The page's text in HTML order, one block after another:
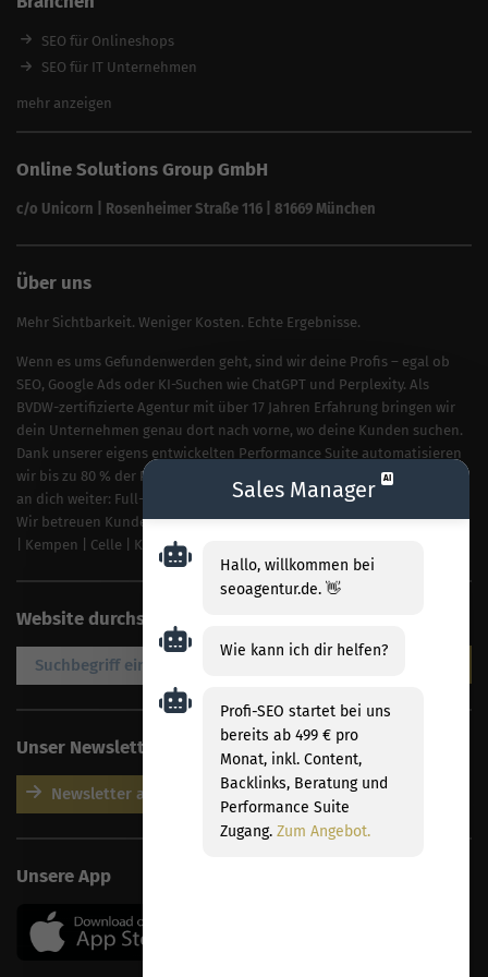
SEO für Anwälte & Kanzleien
SEO für Fitness
SEO für Architekten
SEO für Onlineshops
SEO für IT Unternehmen
SEO für Versicherungsmakler
SEO für Reinigungsfirmen
SEO für Sicherheitsdienste
mehr anzeigen
Online Solutions Group GmbH
c/o Unicorn | Rosenheimer Straße 116 | 81669 München
Über uns
Mehr Sichtbarkeit. Weniger Kosten. Echte Ergebnisse.
Wenn es ums Gefundenwerden geht, sind wir deine Profis – egal ob
SEO, Google Ads oder KI-Suchen wie ChatGPT und Perplexity. Als
BVDW-zertifizierte Agentur mit über 17 Jahren Erfahrung bringen wir
dein Unternehmen genau dort nach vorne, wo deine Kunden suchen.
Dank unserer eigens entwickelten Performance Suite automatisieren
wir bis zu 80 % der Prozesse und geben diese Kostenersparnis direkt
an dich weiter: Full-Service schon ab 499 € pro Monat.
Wir betreuen Kunden aus der gesamten DACH-Region, z. B.:Naumburg
Kempen Celle Korbach
Website durchsuchen
Unser Newsletter
Newsletter abonnieren
Unsere App
Sales Manager AI
Hallo, willkommen bei
seoagentur.de. 👋
Wie kann ich dir helfen?
Profi-SEO startet bei uns
bereits ab 499 € pro
Monat, inkl. Content,
Backlinks, Beratung und
Performance Suite
Zugang. Zum Angebot.